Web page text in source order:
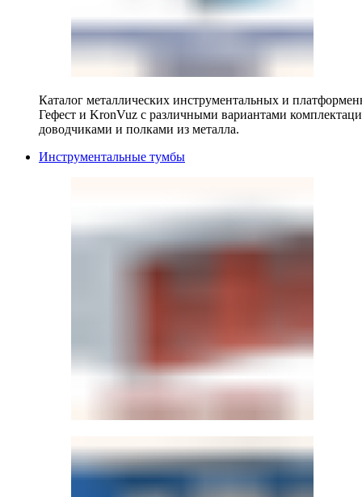
Каталог металлических инструментальных и
Гефест и KronVuz с различными вариантами
доводчиками и полками из металла.
Инструментальные тумбы